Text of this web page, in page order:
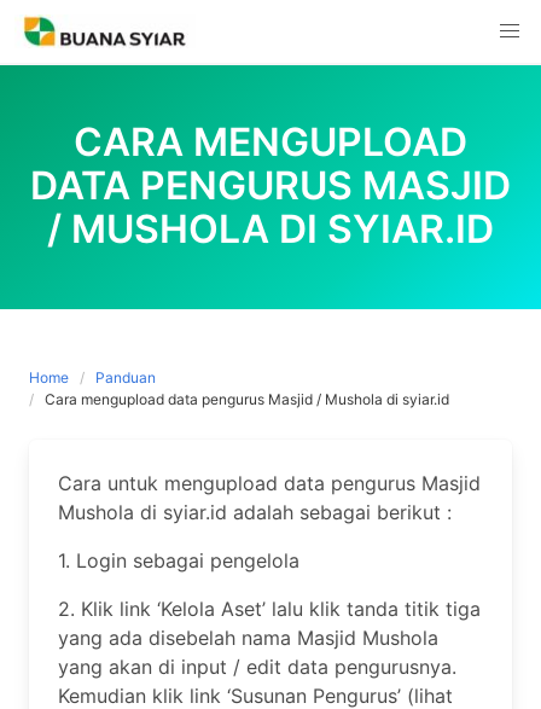
Skip
content
CARA MENGUPLOAD
DATA PENGURUS MASJID
/ MUSHOLA DI SYIAR.ID
Home
Panduan
Cara mengupload data pengurus Masjid / Mushola di syiar.id
Cara untuk mengupload data pengurus Masjid
Mushola di syiar.id adalah sebagai berikut :
1. Login sebagai pengelola
2. Klik link ‘Kelola Aset’ lalu klik tanda titik tiga
yang ada disebelah nama Masjid Mushola
yang akan di input / edit data pengurusnya.
Kemudian klik link ‘Susunan Pengurus’ (lihat